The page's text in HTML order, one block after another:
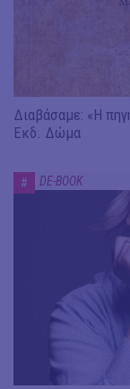
Διαβάσαμε: «Η
Εκδ. Δώμα
# DE-BOOK